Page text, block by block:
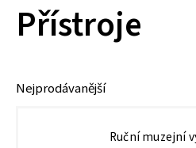
Přístroje
Nejprodávanější
Ruční muzejní